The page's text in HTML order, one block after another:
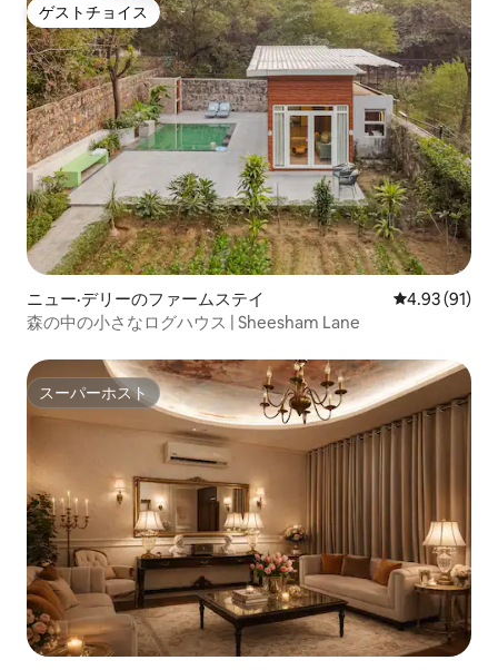
ゲストチョイス
ゲストチョイス
ニュー·デリーのファームステイ レビュー91
4.93 (91)
森の中の小さなログハウス | Sheesham Lane
スーパーホスト
スーパーホスト